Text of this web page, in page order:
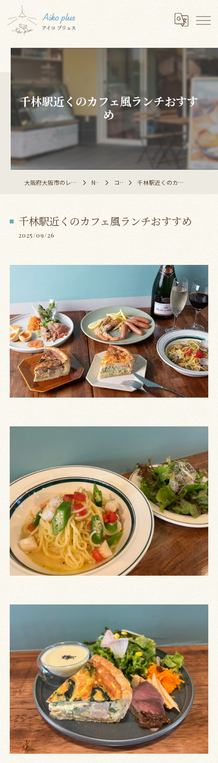
千林駅近くのカフェ風ランチおすす
め
大阪府大阪市のレストランならAiko plus NEWS コラム 千林駅近くのカフェ風ランチおすすめ
千林駅近くのカフェ風ランチおすすめ
2025/09/26